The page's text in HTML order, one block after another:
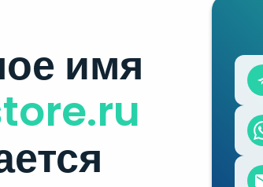
имя